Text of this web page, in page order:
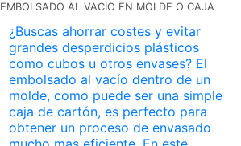
EMBOLSADO AL VACIO EN MOLDE O CAJA
¿Buscas ahorrar costes y evitar
grandes desperdicios plásticos
como cubos u otros envases? El
embolsado al vacío dentro de un
molde, como puede ser una simple
caja de cartón, es perfecto para
obtener un proceso de envasado